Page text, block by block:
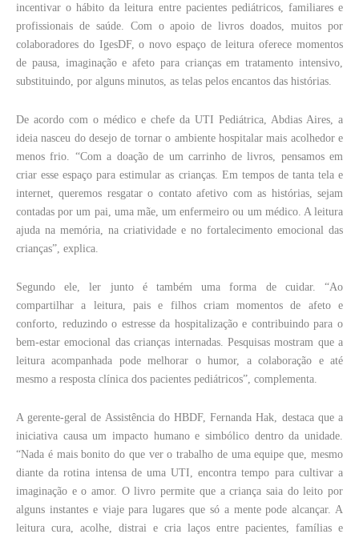
incentivar o hábito da leitura entre pacientes pediátricos, familiares e
profissionais de saúde. Com o apoio de livros doados, muitos por
colaboradores do IgesDF, o novo espaço de leitura oferece momentos
de pausa, imaginação e afeto para crianças em tratamento intensivo,
substituindo, por alguns minutos, as telas pelos encantos das histórias.
De acordo com o médico e chefe da UTI Pediátrica, Abdias Aires, a
ideia nasceu do desejo de tornar o ambiente hospitalar mais acolhedor e
menos frio. “Com a doação de um carrinho de livros, pensamos em
criar esse espaço para estimular as crianças. Em tempos de tanta tela e
internet, queremos resgatar o contato afetivo com as histórias, sejam
contadas por um pai, uma mãe, um enfermeiro ou um médico. A leitura
ajuda na memória, na criatividade e no fortalecimento emocional das
crianças”, explica.
Segundo ele, ler junto é também uma forma de cuidar. “Ao
compartilhar a leitura, pais e filhos criam momentos de afeto e
conforto, reduzindo o estresse da hospitalização e contribuindo para o
bem-estar emocional das crianças internadas. Pesquisas mostram que a
leitura acompanhada pode melhorar o humor, a colaboração e até
mesmo a resposta clínica dos pacientes pediátricos”, complementa.
A gerente-geral de Assistência do HBDF, Fernanda Hak, destaca que a
iniciativa causa um impacto humano e simbólico dentro da unidade.
“Nada é mais bonito do que ver o trabalho de uma equipe que, mesmo
diante da rotina intensa de uma UTI, encontra tempo para cultivar a
imaginação e o amor. O livro permite que a criança saia do leito por
alguns instantes e viaje para lugares que só a mente pode alcançar. A
leitura cura, acolhe, distrai e cria laços entre pacientes, famílias e